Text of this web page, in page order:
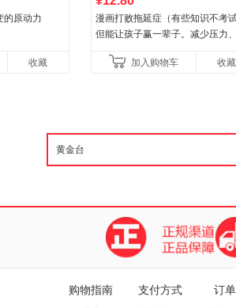
的原动力
收藏
漫画打败拖延症（有些知识不考
但能让孩子赢一辈子。减少压力
合“小行动”触发大脑行动开
加入购物车 收藏
购物指南 支付方式 订